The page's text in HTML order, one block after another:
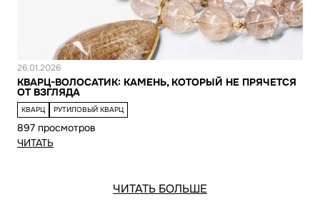
Новость
26.01.2026
КВАРЦ-ВОЛОСАТИК: КАМЕНЬ, КОТОРЫЙ НЕ ПРЯЧЕТСЯ
ОТ ВЗГЛЯДА
КВАРЦ РУТИЛОВЫЙ КВАРЦ
897 просмотров
ЧИТАТЬ
ЧИТАТЬ БОЛЬШЕ